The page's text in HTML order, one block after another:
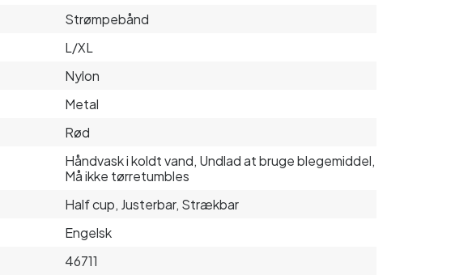
Strømpebånd
L/XL
Nylon
Metal
Rød
Håndvask i koldt vand, Undlad at bruge blegemiddel,
Må ikke tørretumbles
Half cup, Justerbar, Strækbar
Engelsk
46711